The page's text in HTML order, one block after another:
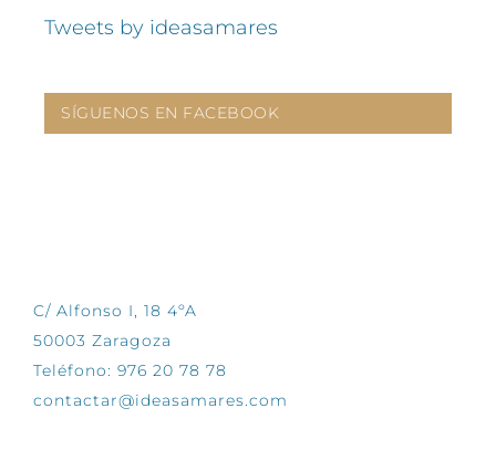
Tweets by ideasamares
SÍGUENOS EN FACEBOOK
C/ Alfonso I, 18 4ºA
50003 Zaragoza
Teléfono: 976 20 78 78
contactar@ideasamares.com